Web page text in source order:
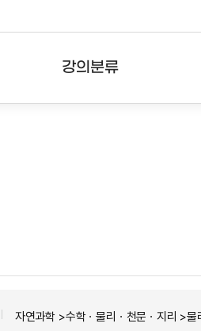
강의분류
자연과학 >수학ㆍ물리ㆍ천문ㆍ지리 >물